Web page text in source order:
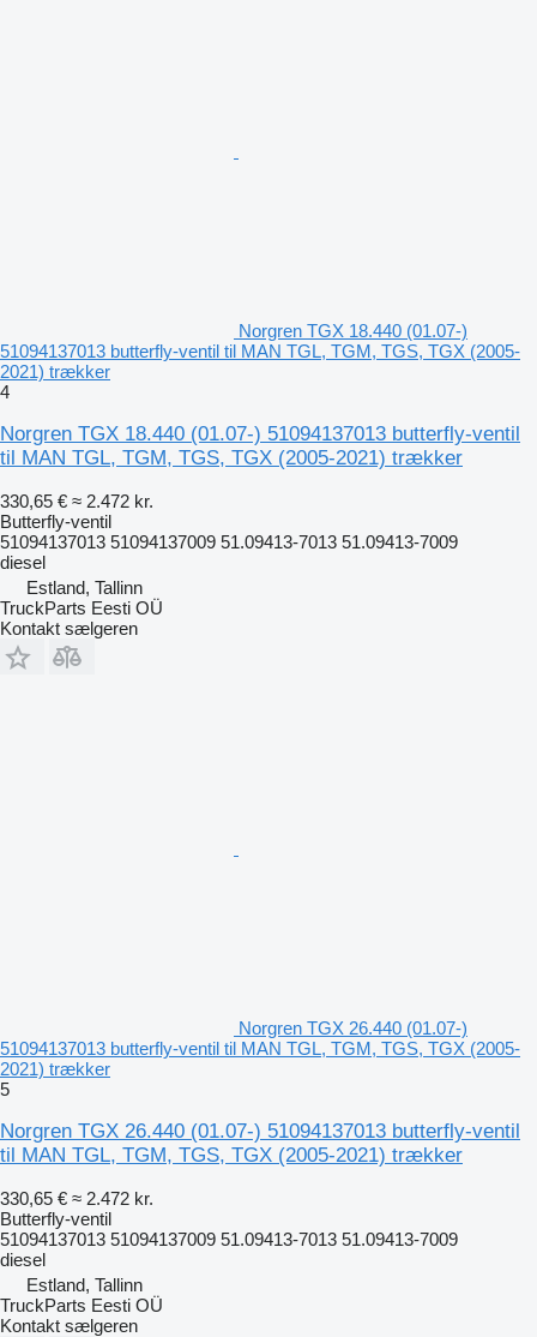
Norgren TGX 18.440 (01.07-)
51094137013 butterfly-ventil til MAN TGL, TGM, TGS, TGX (2005-
2021) trækker
4
Norgren TGX 18.440 (01.07-) 51094137013 butterfly-ventil
til MAN TGL, TGM, TGS, TGX (2005-2021) trækker
330,65 € ≈ 2.472 kr.
Butterfly-ventil
51094137013 51094137009 51.09413-7013 51.09413-7009
diesel
Estland, Tallinn
TruckParts Eesti OÜ
Kontakt sælgeren
Norgren TGX 26.440 (01.07-)
51094137013 butterfly-ventil til MAN TGL, TGM, TGS, TGX (2005-
2021) trækker
5
Norgren TGX 26.440 (01.07-) 51094137013 butterfly-ventil
til MAN TGL, TGM, TGS, TGX (2005-2021) trækker
330,65 € ≈ 2.472 kr.
Butterfly-ventil
51094137013 51094137009 51.09413-7013 51.09413-7009
diesel
Estland, Tallinn
TruckParts Eesti OÜ
Kontakt sælgeren